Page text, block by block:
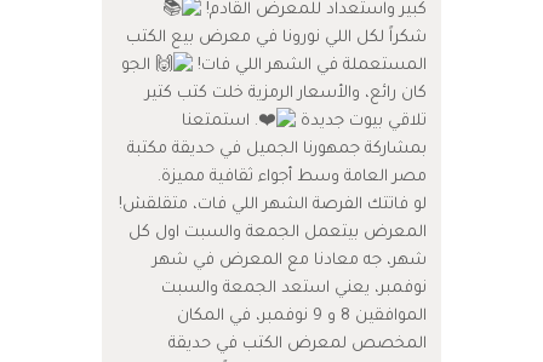
كبير واستعداد للمعرض القادم!
شكراً لكل اللي نورونا في معرض بيع الكتب
المستعملة في الشهر اللي فات!
الجو
كان رائع، والأسعار الرمزية خلت كتب كتير
تلاقي بيوت جديدة
. استمتعنا
بمشاركة جمهورنا الجميل في حديقة مكتبة
مصر العامة وسط أجواء ثقافية مميزة.
لو فاتتك الفرصة الشهر اللي فات، متقلقش!
المعرض بيتعمل الجمعة والسبت اول كل
شهر، جه معادنا مع المعرض في شهر
نوفمبر، يعني استعد الجمعة والسبت
الموافقين 8 و 9 نوفمبر، في المكان
المخصص لمعرض الكتب في حديقة